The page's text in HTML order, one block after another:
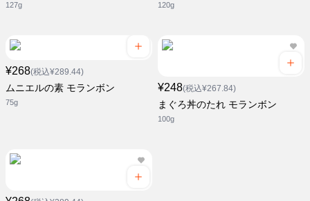
127g 120g
¥268(税込¥289.44)
ムニエルの素 モランボン
75g
¥248(税込¥267.84)
まぐろ丼のたれ モランボン
100g